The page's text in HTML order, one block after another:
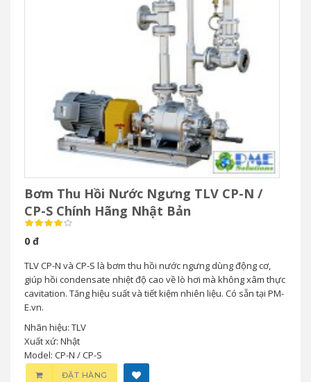
Bơm Thu Hồi Nước Ngưng TLV CP-N /
CP-S Chính Hãng Nhật Bản
0 đ
TLV CP-N và CP-S là bơm thu hồi nước ngưng dùng động cơ,
giúp hồi condensate nhiệt độ cao về lò hơi mà không xâm thực
cavitation. Tăng hiệu suất và tiết kiệm nhiên liệu. Có sẵn tại PM-
E.vn.
Nhãn hiệu: TLV
Xuất xứ: Nhật
Model: CP-N / CP-S
ĐẶT HÀNG